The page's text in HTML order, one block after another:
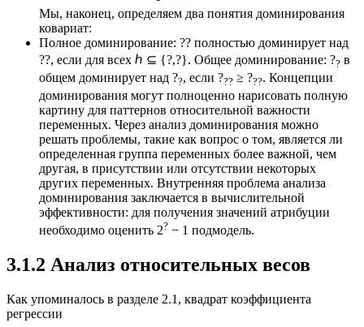
Мы, наконец, определяем два понятия доминирования
ковариат:
Полное доминирование: ?? полностью доминирует над
??, если для всех ℎ ⊆ {?,?}. Общее доминирование: ?? в
общем доминирует над ??, если ??? ≥ ???. Концепции
доминирования могут полноценно нарисовать полную
картину для паттернов относительной важности
переменных. Через анализ доминирования можно
решать проблемы, такие как вопрос о том, является ли
определенная группа переменных более важной, чем
другая, в присутствии или отсутствии некоторых
других переменных. Внутренняя проблема анализа
доминирования заключается в вычислительной
эффективности: для получения значений атрибуции
необходимо оценить 2? − 1 подмодель.
3.1.2 Анализ относительных весов
Как упоминалось в разделе 2.1, квадрат коэффициента
регрессии